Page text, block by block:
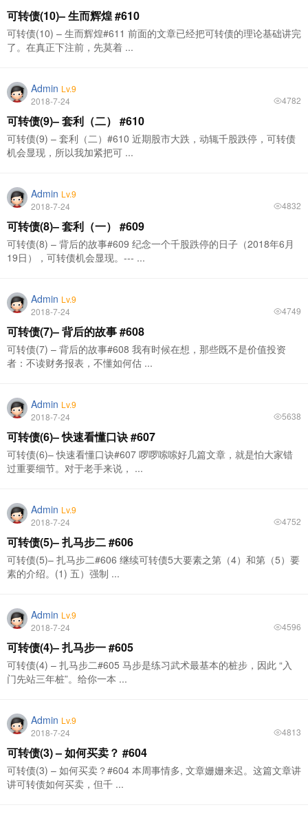
可转债(10)– 生而辉煌 #610
可转债(10) – 生而辉煌#611 前面的文章已经把可转债的理论基础讲完
了。在真正下注前，先莫着 ...
Admin Lv.9
2018-7-24
4782
可转债(9)– 套利（二） #610
可转债(9) – 套利（二）#610 近期股市大跌，动辄千股跌停，可转债
机会显现，所以我加紧把可 ...
Admin Lv.9
2018-7-24
4832
可转债(8)– 套利（一） #609
可转债(8) – 背后的故事#609 纪念一个千股跌停的日子（2018年6月
19日），可转债机会显现。--- ...
Admin Lv.9
2018-7-24
4749
可转债(7)– 背后的故事 #608
可转债(7) – 背后的故事#608 我有时候在想，那些既不是价值投资
者：不读财务报表，不懂如何估 ...
Admin Lv.9
2018-7-24
5638
可转债(6)– 快速看懂口诀 #607
可转债(6)– 快速看懂口诀#607 啰啰嗦嗦好几篇文章，就是怕大家错
过重要细节。对于老手来说， ...
Admin Lv.9
2018-7-24
4752
可转债(5)– 扎马步二 #606
可转债(5)– 扎马步二#606 继续可转债5大要素之第（4）和第（5）要
素的介绍。(1) 五）强制 ...
Admin Lv.9
2018-7-24
4596
可转债(4)– 扎马步一 #605
可转债(4) – 扎马步二#605 马步是练习武术最基本的桩步，因此 “入
门先站三年桩”。给你一本 ...
Admin Lv.9
2018-7-24
4813
可转债(3) – 如何买卖？ #604
可转债(3) – 如何买卖？#604 本周事情多, 文章姗姗来迟。这篇文章讲
讲可转债如何买卖，但千 ...